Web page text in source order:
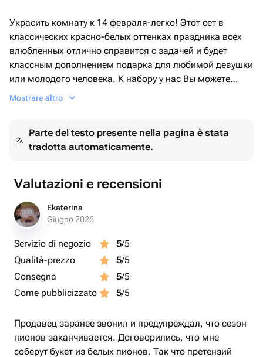
Украсить комнату к 14 февраля-легко! Этот сет в
классических красно-белых оттенках праздника всех
влюбленных отлично справится с задачей и будет
классным дополнением подарка для любимой девушки
или молодого человека. К набору у нас Вы можете
приобрести цветы тортик конфеты или свечи ручной
10 латексных шаров 30см
5 сердечек 45 см
Mostrare altro
Parte del testo presente nella pagina è stata
tradotta automaticamente.
Valutazioni e recensioni
Ekaterina
Giugno 2026
Servizio di negozio 5/5
Qualità-prezzo
5/5
Consegna
5/5
Come pubblicizzato
5/5
Продавец заранее звонил и предупреждал, что сезон
пионов заканчивается. Договорились, что мне
соберут букет из белых пионов. Так что претензий